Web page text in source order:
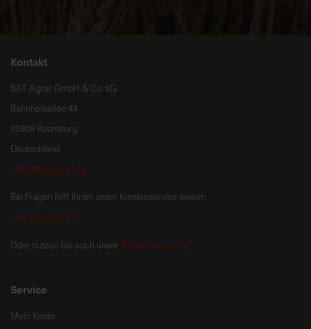
Kontakt
BAT Agrar GmbH & Co. KG
Bahnhofsallee 44
23909 Ratzeburg
Deutschland
info@bat-agrar.de
Bei Fragen hilft Ihnen unser Kundenservice weiter:
+49 4541 806 0
Oder nutzen Sie auch unser Onlineformular.
Service
Mein Konto